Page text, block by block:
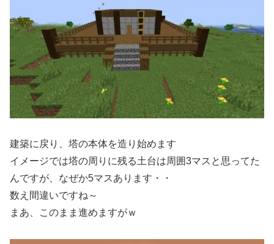
建築に戻り、塔の本体を造り始めます
イメージでは塔の周りに残る土台は周囲3マスと思ってた
んですが、なぜか5マスあります・・
数え間違いですね～
まあ、このまま進めますがｗ